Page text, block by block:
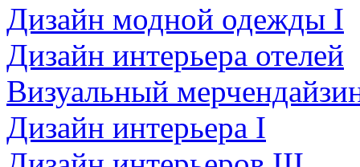
Дизайн модной одежды I
Дизайн интерьера отелей
Визуальный
Дизайн интерьера I